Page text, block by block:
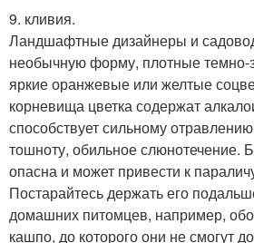
9. кливия.
Ландшафтные дизайнеры и
необычную форму, плотные темно-
яркие оранжевые или желтые
корневища цветка содержат
способствует сильному
тошноту, обильное слюнотечение.
опасна и может привести к
Постарайтесь держать его
домашних питомцев, например,
кашпо, до которого они не смогут